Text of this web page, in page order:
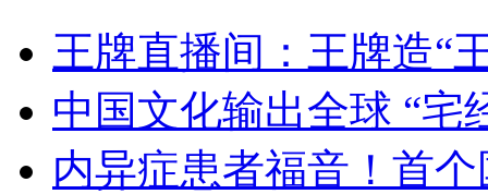
王牌直播间：王牌造“
中国文化输出全球 “宅
内异症患者福音！首